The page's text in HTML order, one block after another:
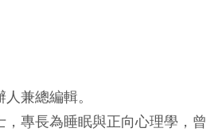
兼總編輯。
，專長為睡眠與正向心理學，曾